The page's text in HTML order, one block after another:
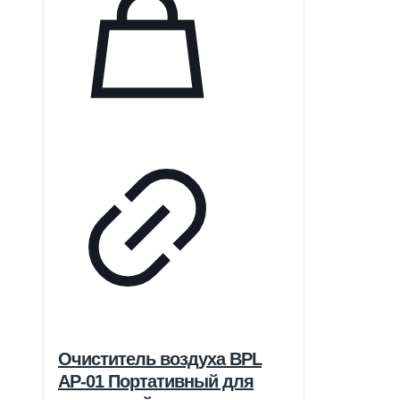
Очиститель воздуха BPL
AP-01 Портативный для